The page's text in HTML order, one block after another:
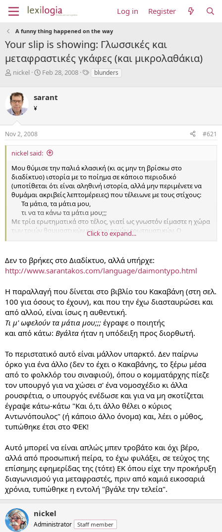
Log in Register
A funny thing happened on the way
Your slip is showing: Γλωσσικές και
μεταφραστικές γκάφες (και μικρολαθάκια)
T
e
a
d
s
t
a
r
e
r
nickel
S
r
a
e
Feb 28, 2008
Tblunders
sarant
¥
Nov 2, 2008 #621
nickel said:
Μου θύμισε την παλιά κλασική (κι ας μην τη βρίσκω στο
διαδίκτυο) ιστορία με το ποίημα σε κάποιο περιοδικό
(υποτίθεται ότι είναι αληθινή ιστορία, αλλά μην περιμένετε να
θυμάμαι ακριβείς λεπτομέρειες) που τέλειωνε με τους στίχους:
Τα μάτια, τα μάτια μου,
τι να τα κάνω τα μάτια μου;;;​
Με τρία ερωτηματικά στο τέλος, γιατί ως γνωστόν είμαστε η χώρα
των τριών θαυμαστικών και των τριών ερωτηματικών. Ο
διορθωτής (που θα ήταν από άλλη χώρα) έσβησε τα δύο από τα
στοιχειοθέτη: «Να τα βγάλεις». Όπως θα καταλάβατε, το ποίημα
τυπώθηκε με το σχόλιο που θα έπρεπε να συνοδεύει κάθε τέτοια
έκρηξη λυρισμού:
τι να τα κάνω τα μάτια μου;
Να τα βγάλεις.​
Click to expand...
Δεν το βρήκες στο Διαδίκτυο, αλλά υπήρχε:
http://www.sarantakos.com/language/daimontypo.html
Η παραλλαγή που δίνεται στο βιβλίο του Κακαβάνη (στη σελ.
100 για όσους το έχουν), και που την έχω διασταυρώσει και
από αλλού, είναι ίσως η αυθεντική.
Τι μ' ωφελούν τα μάτια μου;;; έγραφε ο ποιητής
και από κάτω: Βγάλτα ήταν η υπόδειξη προς διορθωτή.
Το περιστατικό αυτό είναι μάλλον υπαρκτό. Δεν παίρνω
όρκο για ένα άλλο (δεν το έχει ο Κακαβάνης, το ξέρω μέσα
από το φολκλόρ του σιναφιού), όπου ο κομματάρχης πίεζε
τον υπουργό για να χώσει σ' ένα νομοσχέδιο κι άλλα
ρουσφέτια, ο υπουργός ενέδωσε και για να μη σκοτίζεται
έγραψε κάτω-κάτω "Και ό,τι άλλο θέλει ο κύριος
Αντωνόπουλος" (ή κάποιο άλλο όνομα) και, λέει ο μύθος,
τυπώθηκε έτσι στο ΦΕΚ!
Αυτό μπορεί να είναι απλώς μπεν τροβάτο και όχι βέρο,
αλλά από προσωπική πείρα, το έχω φυλάξει, σε τεύχος της
επίσημης εφημερίδας της (τότε) ΕΚ όπου είχε την προκήρυξη
διαγωνισμού για μεταφραστές, πριν από καμιά εικοσαριά
χρόνια, τυπώθηκε η εντολή "βγάλε την τελεία".
nickel
Administrator Staff member